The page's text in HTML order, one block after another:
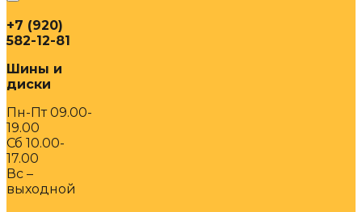
+7 (920)
582-12-81
Шины и
диски
Пн-Пт 09.00-
19.00
Сб 10.00-
17.00
Вс –
выходной